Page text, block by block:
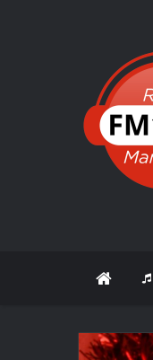
INÍCIO